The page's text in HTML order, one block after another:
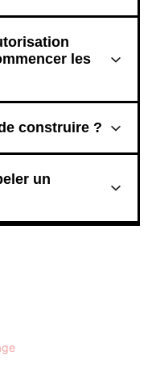
les
construire ?
un